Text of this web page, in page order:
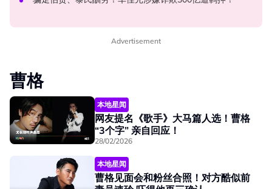
Advertisement
曹格
本地星闻
网友提名《歌手》大马篇人选！曹格
“3个字” 亲自回应！
28/02/2026
本地星闻
曹格见面会和粉丝合照！对方酷似前